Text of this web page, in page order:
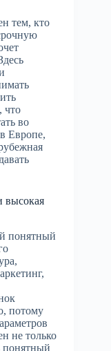
тем, кто
что
во
Европе,
высокая
понятный
потому
не только
понятный